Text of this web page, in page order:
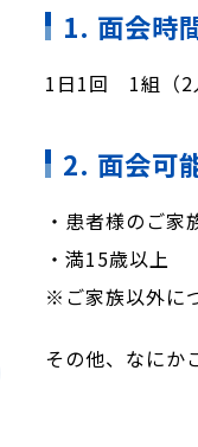
1. 面会時
1日1回 1組（
2. 面会可
・患者様のご家
・満15歳以上
※ご家族以外に
その他、なにか